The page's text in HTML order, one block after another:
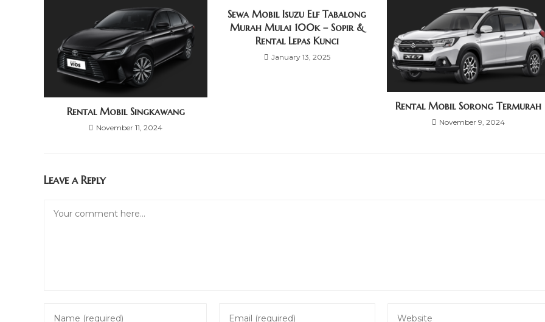
Rental Mobil Singkawang
November 11, 2024
Sewa Mobil Isuzu Elf Tabalong
Murah Mulai 100k – Sopir &
Rental Lepas Kunci
January 13, 2025
Rental Mobil Sorong Termurah
November 9, 2024
Leave a Reply